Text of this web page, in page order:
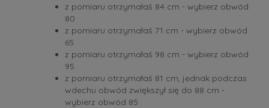
z pomiaru otrzymałaś 84 cm - wybierz obwód
80
z pomiaru otrzymałaś 71 cm - wybierz obwód
65
z pomiaru otrzymałaś 98 cm - wybierz obwód
95
z pomiaru otrzymałaś 81 cm, jednak podczas
wdechu obwód zwiększył się do 88 cm -
wybierz obwód 85